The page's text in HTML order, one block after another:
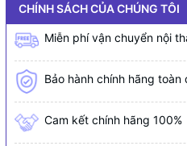
CHÍNH SÁCH CỦA CHÚNG TÔI
Miễn phí vận chuyển nội
Bảo hành chính hãng toàn
Cam kết chính hãng 100%